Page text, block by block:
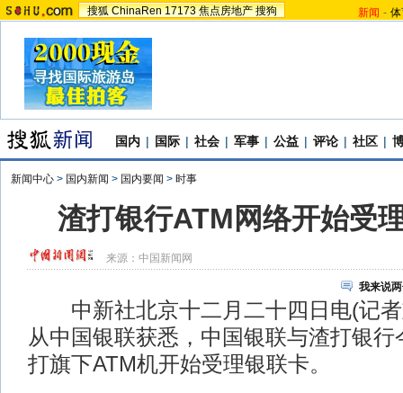
搜狐 ChinaRen 17173 焦点房地产 搜狗 新闻 -
国内 | 国际 | 社会 | 军事 | 公益 | 评论 | 社区 |
新闻中心 > 国内新闻 > 国内要闻 > 时事
渣打银行ATM网络开始受
来源： 中国新闻网
我来说
中新社北京十二月二十四日电(记者
从中国银联获悉，中国银联与渣打银
打旗下ATM机开始受理银联卡。